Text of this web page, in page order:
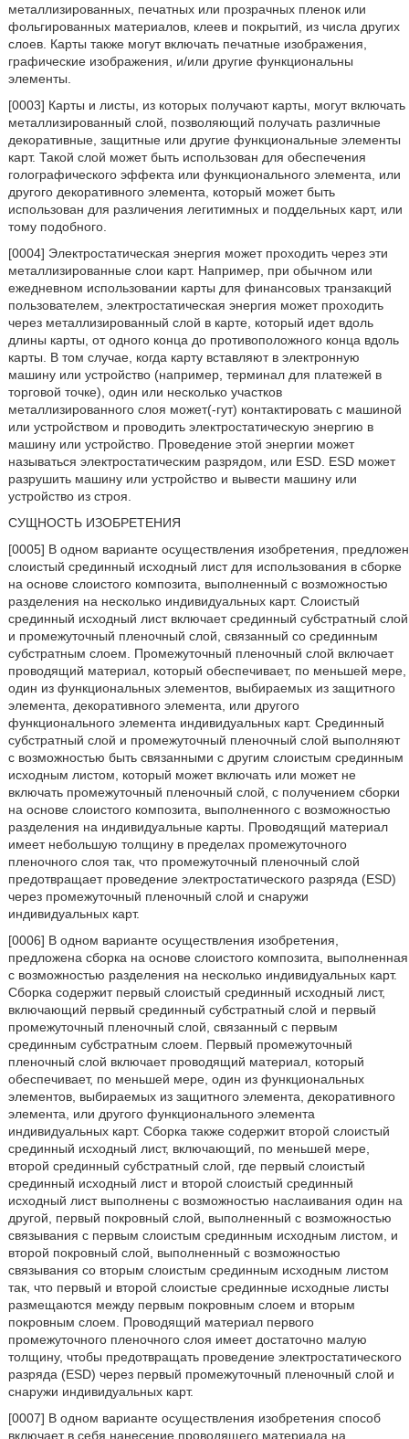
металлизированных, печатных или прозрачных пленок или
фольгированных материалов, клеев и покрытий, из числа других
слоев. Карты также могут включать печатные изображения,
графические изображения, и/или другие функциональны
элементы.
[0003] Карты и листы, из которых получают карты, могут включать
металлизированный слой, позволяющий получать различные
декоративные, защитные или другие функциональные элементы
карт. Такой слой может быть использован для обеспечения
голографического эффекта или функционального элемента, или
другого декоративного элемента, который может быть
использован для различения легитимных и поддельных карт, или
тому подобного.
[0004] Электростатическая энергия может проходить через эти
металлизированные слои карт. Например, при обычном или
ежедневном использовании карты для финансовых транзакций
пользователем, электростатическая энергия может проходить
через металлизированный слой в карте, который идет вдоль
длины карты, от одного конца до противоположного конца вдоль
карты. В том случае, когда карту вставляют в электронную
машину или устройство (например, терминал для платежей в
торговой точке), один или несколько участков
металлизированного слоя может(-гут) контактировать с машиной
или устройством и проводить электростатическую энергию в
машину или устройство. Проведение этой энергии может
называться электростатическим разрядом, или ESD. ESD может
разрушить машину или устройство и вывести машину или
устройство из строя.
СУЩНОСТЬ ИЗОБРЕТЕНИЯ
[0005] В одном варианте осуществления изобретения, предложен
слоистый срединный исходный лист для использования в сборке
на основе слоистого композита, выполненный с возможностью
разделения на несколько индивидуальных карт. Слоистый
срединный исходный лист включает срединный субстратный слой
и промежуточный пленочный слой, связанный со срединным
субстратным слоем. Промежуточный пленочный слой включает
проводящий материал, который обеспечивает, по меньшей мере,
один из функциональных элементов, выбираемых из защитного
элемента, декоративного элемента, или другого
функционального элемента индивидуальных карт. Срединный
субстратный слой и промежуточный пленочный слой выполняют
с возможностью быть связанными с другим слоистым срединным
исходным листом, который может включать или может не
включать промежуточный пленочный слой, с получением сборки
на основе слоистого композита, выполненного с возможностью
разделения на индивидуальные карты. Проводящий материал
имеет небольшую толщину в пределах промежуточного
пленочного слоя так, что промежуточный пленочный слой
предотвращает проведение электростатического разряда (ESD)
через промежуточный пленочный слой и снаружи
индивидуальных карт.
[0006] В одном варианте осуществления изобретения,
предложена сборка на основе слоистого композита, выполненная
с возможностью разделения на несколько индивидуальных карт.
Сборка содержит первый слоистый срединный исходный лист,
включающий первый срединный субстратный слой и первый
промежуточный пленочный слой, связанный с первым
срединным субстратным слоем. Первый промежуточный
пленочный слой включает проводящий материал, который
обеспечивает, по меньшей мере, один из функциональных
элементов, выбираемых из защитного элемента, декоративного
элемента, или другого функционального элемента
индивидуальных карт. Сборка также содержит второй слоистый
срединный исходный лист, включающий, по меньшей мере,
второй срединный субстратный слой, где первый слоистый
срединный исходный лист и второй слоистый срединный
исходный лист выполнены с возможностью наслаивания один на
другой, первый покровный слой, выполненный с возможностью
связывания с первым слоистым срединным исходным листом, и
второй покровный слой, выполненный с возможностью
связывания со вторым слоистым срединным исходным листом
так, что первый и второй слоистые срединные исходные листы
размещаются между первым покровным слоем и вторым
покровным слоем. Проводящий материал первого
промежуточного пленочного слоя имеет достаточно малую
толщину, чтобы предотвращать проведение электростатического
разряда (ESD) через первый промежуточный пленочный слой и
снаружи индивидуальных карт.
[0007] В одном варианте осуществления изобретения способ
включает в себя нанесение проводящего материала на